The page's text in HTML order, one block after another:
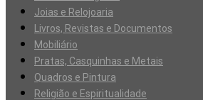
Joias e Relojoaria
Livros, Revistas e Documentos
Mobiliário
Pratas, Casquinhas e Metais
Quadros e Pintura
Religião e Espiritualidade